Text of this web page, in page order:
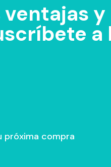
y
a
compra